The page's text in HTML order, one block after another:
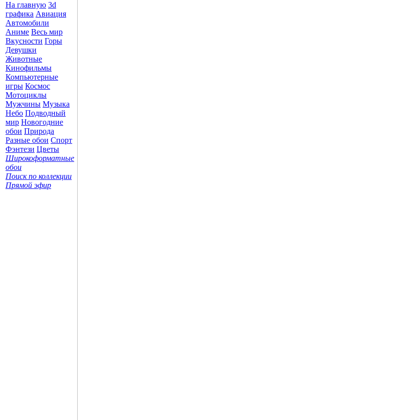
На главную 3d
графика Авиация
Автомобили
Аниме Весь мир
Вкусности Горы
Девушки
Животные
Кинофильмы
Компьютерные
игры Космос
Мотоциклы
Мужчины Музыка
Небо Подводный
мир Новогодние
обои Природа
Разные обои Спорт
Фэнтези Цветы
Широкоформатные
обои
Поиск по коллекции
Прямой эфир